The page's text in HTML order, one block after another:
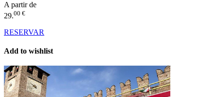
A partir de
29.00 €
RESERVAR
Add to wishlist